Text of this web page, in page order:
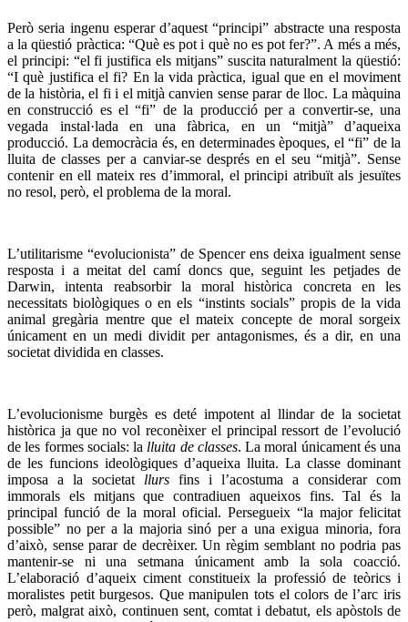
Però seria ingenu esperar d’aquest “principi” abstracte una resposta
a la qüestió pràctica: “Què es pot i què no es pot fer?”. A més a més,
el principi: “el fi justifica els mitjans” suscita naturalment la qüestió:
“I què justifica el fi? En la vida pràctica, igual que en el moviment
de la història, el fi i el mitjà canvien sense parar de lloc. La màquina
en construcció es el “fi” de la producció per a convertir-se, una
vegada instal·lada en una fàbrica, en un “mitjà” d’aqueixa
producció. La democràcia és, en determinades èpoques, el “fi” de la
lluita de classes per a canviar-se després en el seu “mitjà”. Sense
contenir en ell mateix res d’immoral, el principi atribuït als jesuïtes
no resol, però, el problema de la moral.
L’utilitarisme “evolucionista” de Spencer ens deixa igualment sense
resposta i a meitat del camí doncs que, seguint les petjades de
Darwin, intenta reabsorbir la moral històrica concreta en les
necessitats biològiques o en els “instints socials” propis de la vida
animal gregària mentre que el mateix concepte de moral sorgeix
únicament en un medi dividit per antagonismes, és a dir, en una
societat dividida en classes.
L’evolucionisme burgès es deté impotent al llindar de la societat
històrica ja que no vol reconèixer el principal ressort de l’evolució
de les formes socials: la lluita de classes. La moral únicament és una
de les funcions ideològiques d’aqueixa lluita. La classe dominant
imposa a la societat llurs fins i l’acostuma a considerar com
immorals els mitjans que contradiuen aqueixos fins. Tal és la
principal funció de la moral oficial. Persegueix “la major felicitat
possible” no per a la majoria sinó per a una exigua minoria, fora
d’això, sense parar de decrèixer. Un règim semblant no podria pas
mantenir-se ni una setmana únicament amb la sola coacció.
L’elaboració d’aqueix ciment constitueix la professió de teòrics i
moralistes petit burgesos. Que manipulen tots el colors de l’arc iris
però, malgrat això, continuen sent, comtat i debatut, els apòstols de